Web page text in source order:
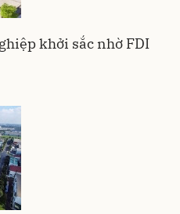
khởi sắc nhờ FDI